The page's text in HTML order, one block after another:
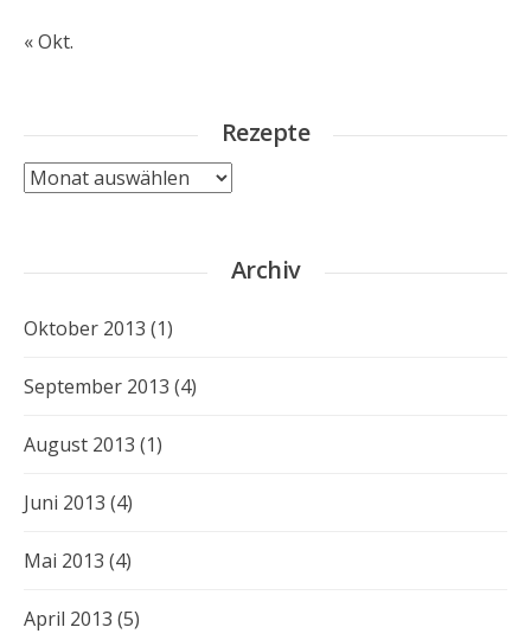
« Okt.
Rezepte
Rezepte
Archiv
Oktober 2013 (1)
September 2013 (4)
August 2013 (1)
Juni 2013 (4)
Mai 2013 (4)
April 2013 (5)